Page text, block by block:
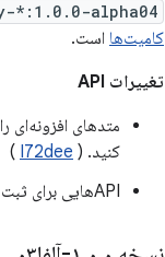
*:1.0.0-alpha04
کامیت‌ها است.
تغییرات API
متدهای افزونه‌ای
کنید. ( I72dee
)
APIهایی برای ثبت و تایید گزینه‌های ایجاد در Credential Manager اضافه کنید. (